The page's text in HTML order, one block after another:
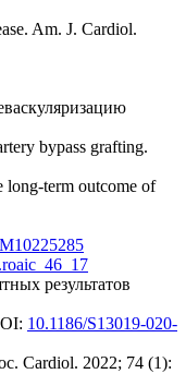
Am. J. Cardiol.
bypass grafting.
long-term outcome of
результатов
10.1186/S13019-020-
Cardiol. 2022; 74 (1):